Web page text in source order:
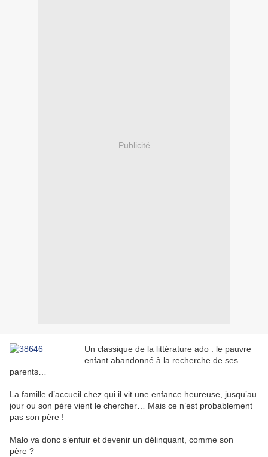
Publicité
Un classique de la littérature ado : le pauvre
enfant abandonné à la recherche de ses
parents…
La famille d’accueil chez qui il vit une enfance heureuse, jusqu’au
jour ou son père vient le chercher… Mais ce n’est probablement
pas son père !
Malo va donc s’enfuir et devenir un délinquant, comme son
père ?